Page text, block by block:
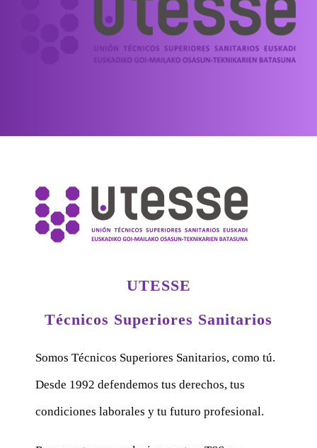
UTESSE
Técnicos Superiores Sanitarios
Somos Técnicos Superiores Sanitarios, como tú.
Desde 1992 defendemos tus derechos, tus
condiciones laborales y tu futuro profesional.